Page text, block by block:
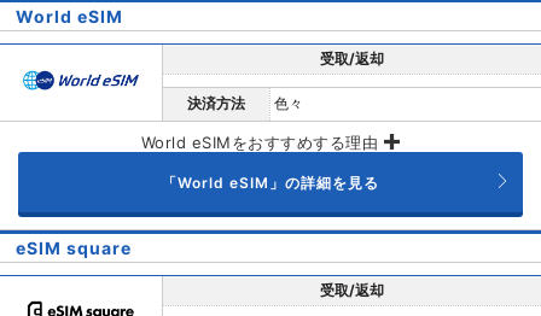
やニュースを見たい！」の希望もWiFiレンタルで解決です。
スカイチケットでは、グローバルWiFiやWiFiBOXなど人気ブランドや、
ハワイ・韓国・アメリカ・台湾・タイ・グアム・中国・ヨーロッパ周遊
など人気渡航先の料金比較を掲載。空港カウンターでの受取返却、24時
間サポート対応などサービス比較も一覧で！
スカイチケット限定のキャンペーンや長期割引・早割プランの中からぴ
ったりのWiFiレンタルを見つけられます。
World eSIM
受取/返却
決済方法 色々
World eSIMをおすすめする理由
「World eSIM」の詳細を見る
eSIM square
受取/返却